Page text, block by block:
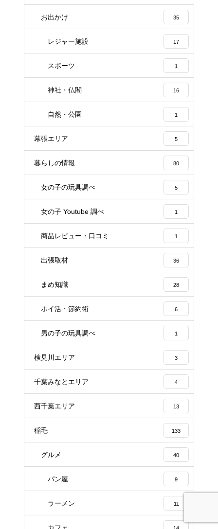
お出かけ 35
レジャー施設 17
スポーツ 1
神社・仏閣 16
自然・公園 1
幕張エリア 5
暮らしの情報 80
女の子の玩具調べ 5
女の子 Youtube 調べ 1
商品レビュー・口コミ 1
出張取材 36
まめ知識 28
ポイ活・節約術 6
男の子の玩具調べ 1
検見川エリア 3
千葉みなとエリア 4
西千葉エリア 13
稲毛 133
グルメ 40
パン屋 9
ラーメン 11